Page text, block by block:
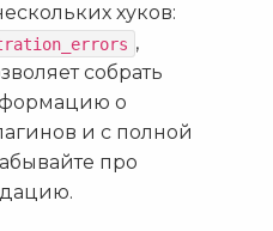
хуков:
,
собрать
о
и с полной
про